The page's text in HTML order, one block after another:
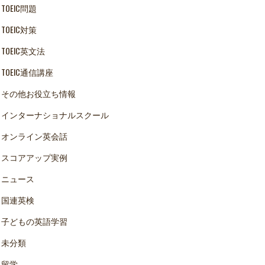
TOEIC問題
TOEIC対策
TOEIC英文法
TOEIC通信講座
その他お役立ち情報
インターナショナルスクール
オンライン英会話
スコアアップ実例
ニュース
国連英検
子どもの英語学習
未分類